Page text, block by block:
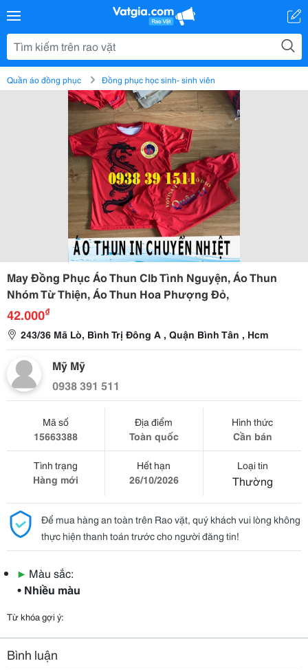
Quần áo đồng phục Đồng phục học sinh- sinh viên
May Đồng Phục Áo Thun Clb Tình Nguyện, Áo Thun
Nhóm Từ Thiện, Áo Thun Hoa Phượng Đỏ,
42.000₫
243/36 Mã Lò, Bình Trị Đông A , Quận Bình Tân , Hcm
Mỹ Mỹ
0938 391 511
Mã số
15663388
Địa điểm
Toàn quốc
Hình thức
Cần bán
Tình trạng
Hàng mới
Hết hạn
26/10/2026
Loại tin
Thường
Để mua hàng an toàn trên Rao vặt, quý khách vui lòng không
thực hiện thanh toán trước cho người đăng tin!
▶ Màu sắc:
• Nhiều màu
Từ khóa gợi ý:
Bình luận